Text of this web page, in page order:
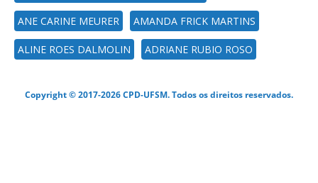
ANE CARINE MEURER AMANDA FRICK MARTINS
ALINE ROES DALMOLIN ADRIANE RUBIO ROSO
Copyright © 2017-2026 CPD-UFSM. Todos os direitos reservados.